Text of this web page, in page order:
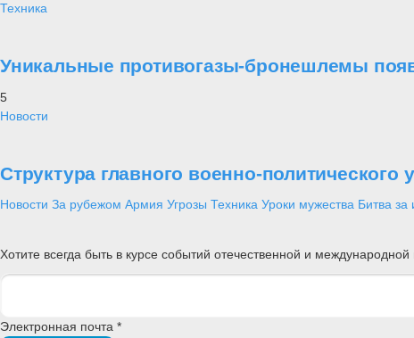
Техника
Уникальные противогазы-бронешлемы
5
Новости
Структура главного военно-
Новости За рубежом Армия Угрозы Техника Уроки мужества Битва за
Хотите всегда быть в курсе событий отечественной и
Электронная почта *